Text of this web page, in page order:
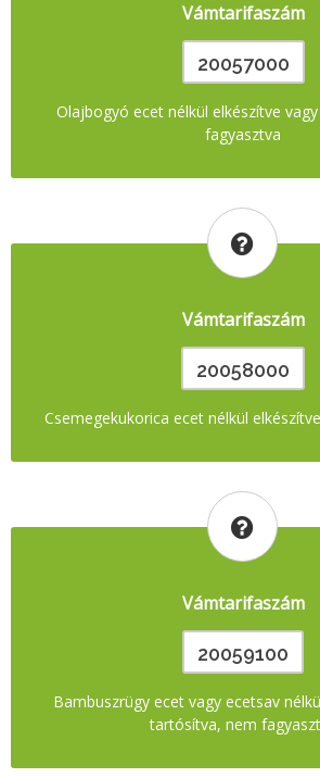
Vámtarifaszám
20057000
Olajbogyó ecet nélkül elkészítve
fagyasztva
Vámtarifaszám
20058000
Csemegekukorica ecet nélkül
Vámtarifaszám
20059100
Bambuszrügy ecet vagy ecetsav
tartósítva, nem